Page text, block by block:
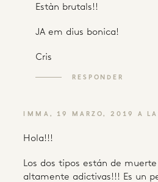
Estàn brutals!!
JA em dius bonica!
Cris
RESPONDER
IMMA 19 MARZO, 2019 A
Hola!!!
Los dos tipos están de
altamente adictivas!!! Es un